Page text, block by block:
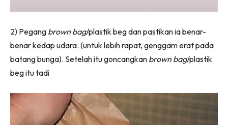
Tip Laman
2) Pegang brown bag/plastik beg dan pastikan ia benar-
benar kedap udara. (untuk lebih rapat, genggam erat pada
batang bunga). Setelah itu goncangkan brown bag/plastik
beg itu tadi